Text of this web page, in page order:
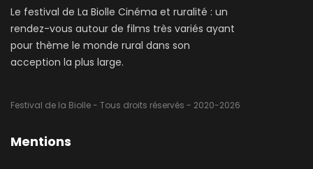
Le festival de La Biolle Cinéma et ruralité : un
rendez-vous autour de films très variés ayant
pour thème le monde rural dans son
acception la plus large.
Festival de la Biolle - Tous droits réservés - 2020-2026
Mentions